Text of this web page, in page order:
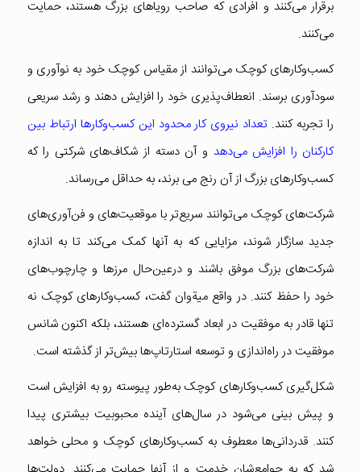
برقرار می‌کنند و افرادی که صاحب رویاهای بزرگ هستند، حمایت
می‌کنند.
کسب‌وکارهای کوچک می‌توانند از مقیاس کوچک خود به نوآوری و
سودآوری برسند. انعطاف‌پذیری خود را افزایش دهند و رشد سریعی
را تجربه کنند. تعداد نیروی کار محدود این کسب‌وکارها ارتباط بین
کارکنان را افزایش می‌دهد و آن دسته از شکاف‌های شرکتی را که
کسب‌وکارهای بزرگ از آن رنج می برند، به حداقل می‌رساند.
شرکت‌های کوچک می‌توانند سریع‌تر با موقعیت‌های و فن‌آوری‌های
جدید سازگار شوند‌، مزایایی که به آنها کمک می‌کند تا به اندازه
شرکت‌های بزرگ موفق باشند و در‌عین‌حال مرزها و چارچوب‌های
خود را حفظ کنند. در واقع میةوان گفت، کسب‌وکار‌های کوچک نه
تنها قادر به موفقیت در ابعاد گسترده‌ای هستند، بلکه اکنون شانس
موفقیت در راه‌اندازی و توسعه‌ استارتاپ‌‌ها بیش‌تر از گذشته است.
شکل‌گیری کسب‌وکارهای کوچک به‌طور پیوسته رو به افزایش است
و پیش بینی می‌شود در سال‌های آینده محبوبیت بیشتری پیدا
کنند. قدردانی‌ها معطوف به کسب‌و‌کارهای کوچک و محلی خواهد